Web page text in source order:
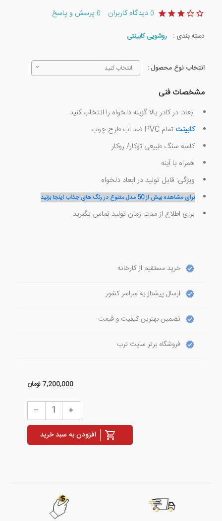
0 دیدگاه کاربران 0 پرسش و پاسخ
دسته بندی : روشویی کابینتی
انتخاب نوع محصول : انتخاب کنید
مشخصات فنی
ابعاد: در کادر بالا گزینه دلخواه را انتخاب کنید
کابینت تمام PVC ضد آب طرح چوب
کاسه سنگ طبیعی توکار/ روکار
همراه با آینه
ویژگی: قابل تولید در ابعاد دلخواه
برای مشاهده بیش از 50 مدل متنوع در رنگ های جذاب اینجا بزنید
برای اطلاع از مدت زمان تولید تماس بگیرید
خرید مستقیم از کارخانه
ارسال پیشتاز به سراسر کشور
تضمین بهترین کیفیت و قیمت
فروشگاه برتر سایت ترب
7,200,000تومان
افزودن به سبد خرید